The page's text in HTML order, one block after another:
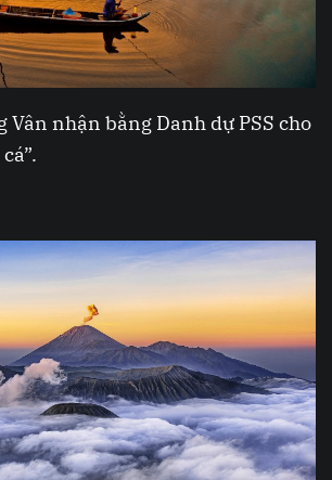
Vân nhận bằng Danh dự PSS cho